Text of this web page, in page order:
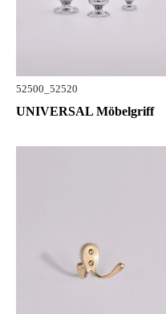
52500_52520
UNIVERSAL Möbelgriff